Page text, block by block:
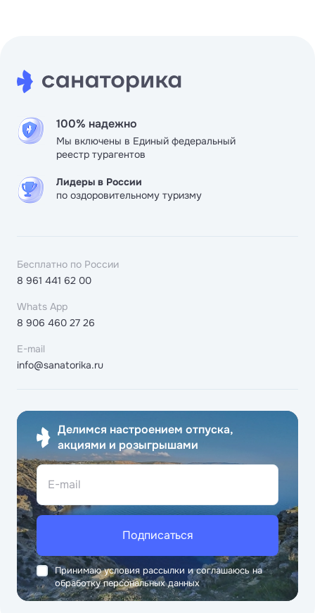
100% надежно
Мы включены в Единый федеральный
реестр турагентов
Лидеры в России
по оздоровительному туризму
Бесплатно по России
8 961 441 62 00
Whats App
8 906 460 27 26
E-mail
info@sanatorika.ru
Делимся настроением отпуска,
акциями и розыгрышами
E-mail
Подписаться
Принимаю условия рассылки и соглашаюсь на
обработку персональных данных